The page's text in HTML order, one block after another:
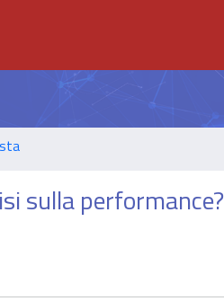
sulla performance?